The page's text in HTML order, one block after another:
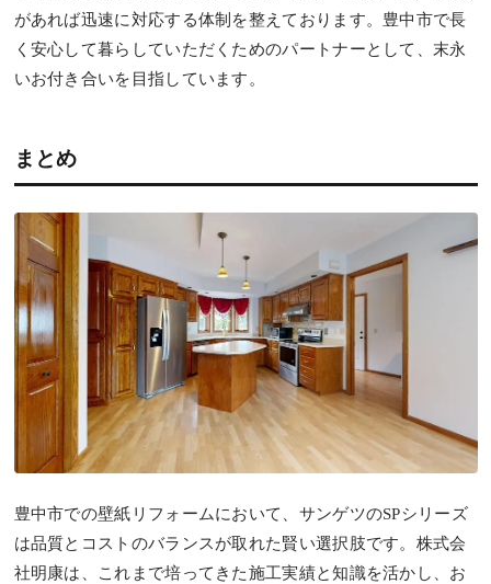
があれば迅速に対応する体制を整えております。豊中市で長
く安心して暮らしていただくためのパートナーとして、末永
いお付き合いを目指しています。
まとめ
豊中市での壁紙リフォームにおいて、サンゲツのSPシリーズ
は品質とコストのバランスが取れた賢い選択肢です。株式会
社明康は、これまで培ってきた施工実績と知識を活かし、お